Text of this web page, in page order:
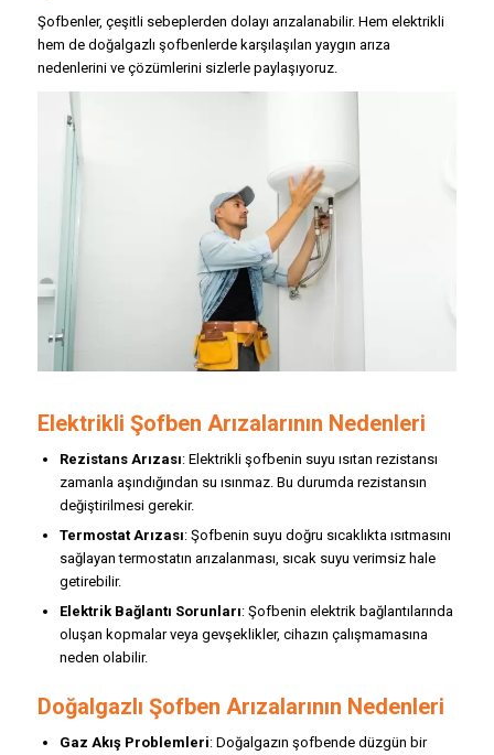
Şofbenler, çeşitli sebeplerden dolayı arızalanabilir. Hem elektrikli
hem de doğalgazlı şofbenlerde karşılaşılan yaygın arıza
nedenlerini ve çözümlerini sizlerle paylaşıyoruz.
Elektrikli Şofben Arızalarının Nedenleri
Rezistans Arızası: Elektrikli şofbenin suyu ısıtan rezistansı
zamanla aşındığından su ısınmaz. Bu durumda rezistansın
değiştirilmesi gerekir.
Termostat Arızası: Şofbenin suyu doğru sıcaklıkta ısıtmasını
sağlayan termostatın arızalanması, sıcak suyu verimsiz hale
getirebilir.
Elektrik Bağlantı Sorunları: Şofbenin elektrik bağlantılarında
oluşan kopmalar veya gevşeklikler, cihazın çalışmamasına
neden olabilir.
Doğalgazlı Şofben Arızalarının Nedenleri
Gaz Akış Problemleri: Doğalgazın şofbende düzgün bir